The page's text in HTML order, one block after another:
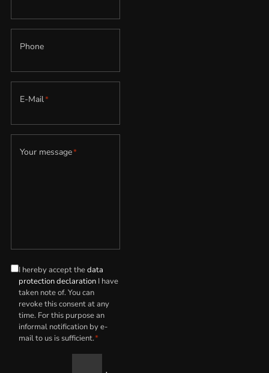
Phone
E-Mail*
Your message*
Data
protection
declaration*
I hereby accept thedata
protection declarationI have
taken note of. You can
revoke this consent at any
time. For this purpose an
informal notification by e-
mail to us is sufficient.*